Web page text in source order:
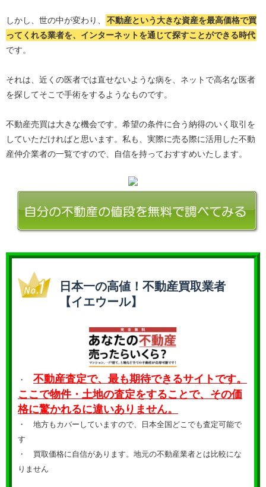
しかし、世の中が変わり、
不動産という大きな資産を最高価格で買
ってくれる業者を、インターネットを通じて探すことができる時代
です。
それは、近くの医者では直せないような病を、ネットで高名な医者
を探してそこで手術をするようなものです。
不動産売買は大きな機会です。希望の条件に合う納得のいく取引を
していただければと思います。私も、実際に売る際に活用した不動
産仲介業者の一覧ですので、自信を持っておすすめいたします。
日本一の高値！不動産買取業者
【イエウール】
・ 不動産査定で、最も期待できるサイトです。
ここで物件・土地の査定をすることで、その価
格に驚かれるに違いありません。
・ 地方もカバーしていますので、日本全国どこでも査定可能で
す
・ 買取価格に自信があります。地元の不動産業者とは比較にな
りません